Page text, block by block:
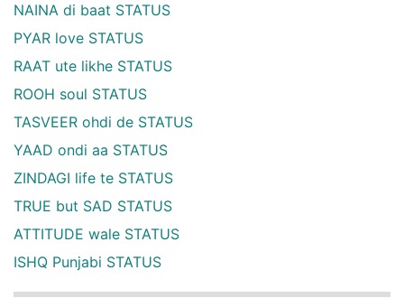
NAINA di baat STATUS
PYAR love STATUS
RAAT ute likhe STATUS
ROOH soul STATUS
TASVEER ohdi de STATUS
YAAD ondi aa STATUS
ZINDAGI life te STATUS
TRUE but SAD STATUS
ATTITUDE wale STATUS
ISHQ Punjabi STATUS